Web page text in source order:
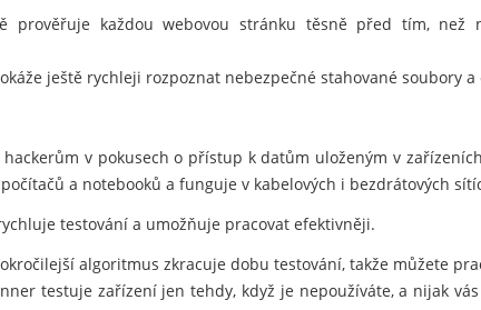
prověřuje každou webovou stránku těsně před tím,
ještě rychleji rozpoznat nebezpečné stahované soubory
v pokusech o přístup k datům uloženým v
a notebooků a funguje v kabelových i bezdrátových
testování a umožňuje pracovat efektivněji.
algoritmus zkracuje dobu testování, takže můžete
testuje zařízení jen tehdy, když je nepoužíváte, a nijak